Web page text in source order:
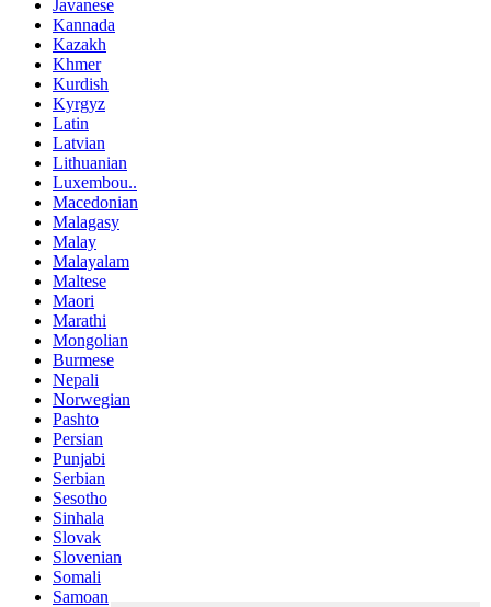
Javanese
Kannada
Kazakh
Khmer
Kurdish
Kyrgyz
Latin
Latvian
Lithuanian
Luxembou..
Macedonian
Malagasy
Malay
Malayalam
Maltese
Maori
Marathi
Mongolian
Burmese
Nepali
Norwegian
Pashto
Persian
Punjabi
Serbian
Sesotho
Sinhala
Slovak
Slovenian
Somali
Samoan